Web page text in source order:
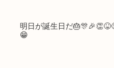
明日が誕生日だ
😁